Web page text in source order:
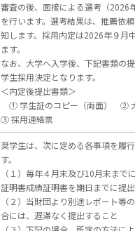
審査の後、面接による選考（2026
を行います。選考結果は、推薦依
知します。採用内定は2026年９月
ます。
なお、大学へ入学後、下記書類の
学生採用決定となります。
＜内定後提出書類＞
① 学生証のコピー（両面） ②
③ 採用連絡票
奨学生は、次に定める各事項を履
す。
（１）毎年４月末及び10月末まで
証明書成績証明書を期日までに提
（２）当財団より別途レポート等
合には、遅滞なく提出すること